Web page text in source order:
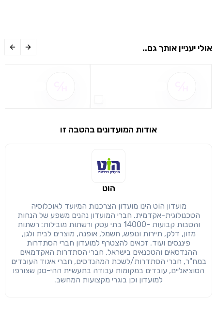
שיתוף
שימו לב!
מימוש הטבה זו ניתן רק לחברי
הבנתי, המשך לאתר
אולי יעניין אותך גם..
אודות המועדונים בהטבה זו
הוט
מועדון הוֹט הינו מועדון הצרכנות המיועד לאוכלוסיה
הטכנולוגית-אקדמית. חברי המועדון נהנים משפע של הנחות
והטבות קבועות -14000 בתי עסק ורשתות מובילות: רשתות
מזון, דלק, תיירות ונופש, חשמל, אופנה, מוצרים לבית ולגן,
פיננסים ועוד. זכאים להצטרף למועדון חברי הסתדרות
ההנדסאים והטכנאים בישראל, חברי הסתדרות האקדמאים
במח"ר, חברי הסתדרות/לשכת המהנדסים, חברי איגוד העובדים
הסוציאליים, עובדים במקומות עבודה בתעשיית ההי-טק שצורפו
למועדון וכן בוגרי מקצועות המחשב.